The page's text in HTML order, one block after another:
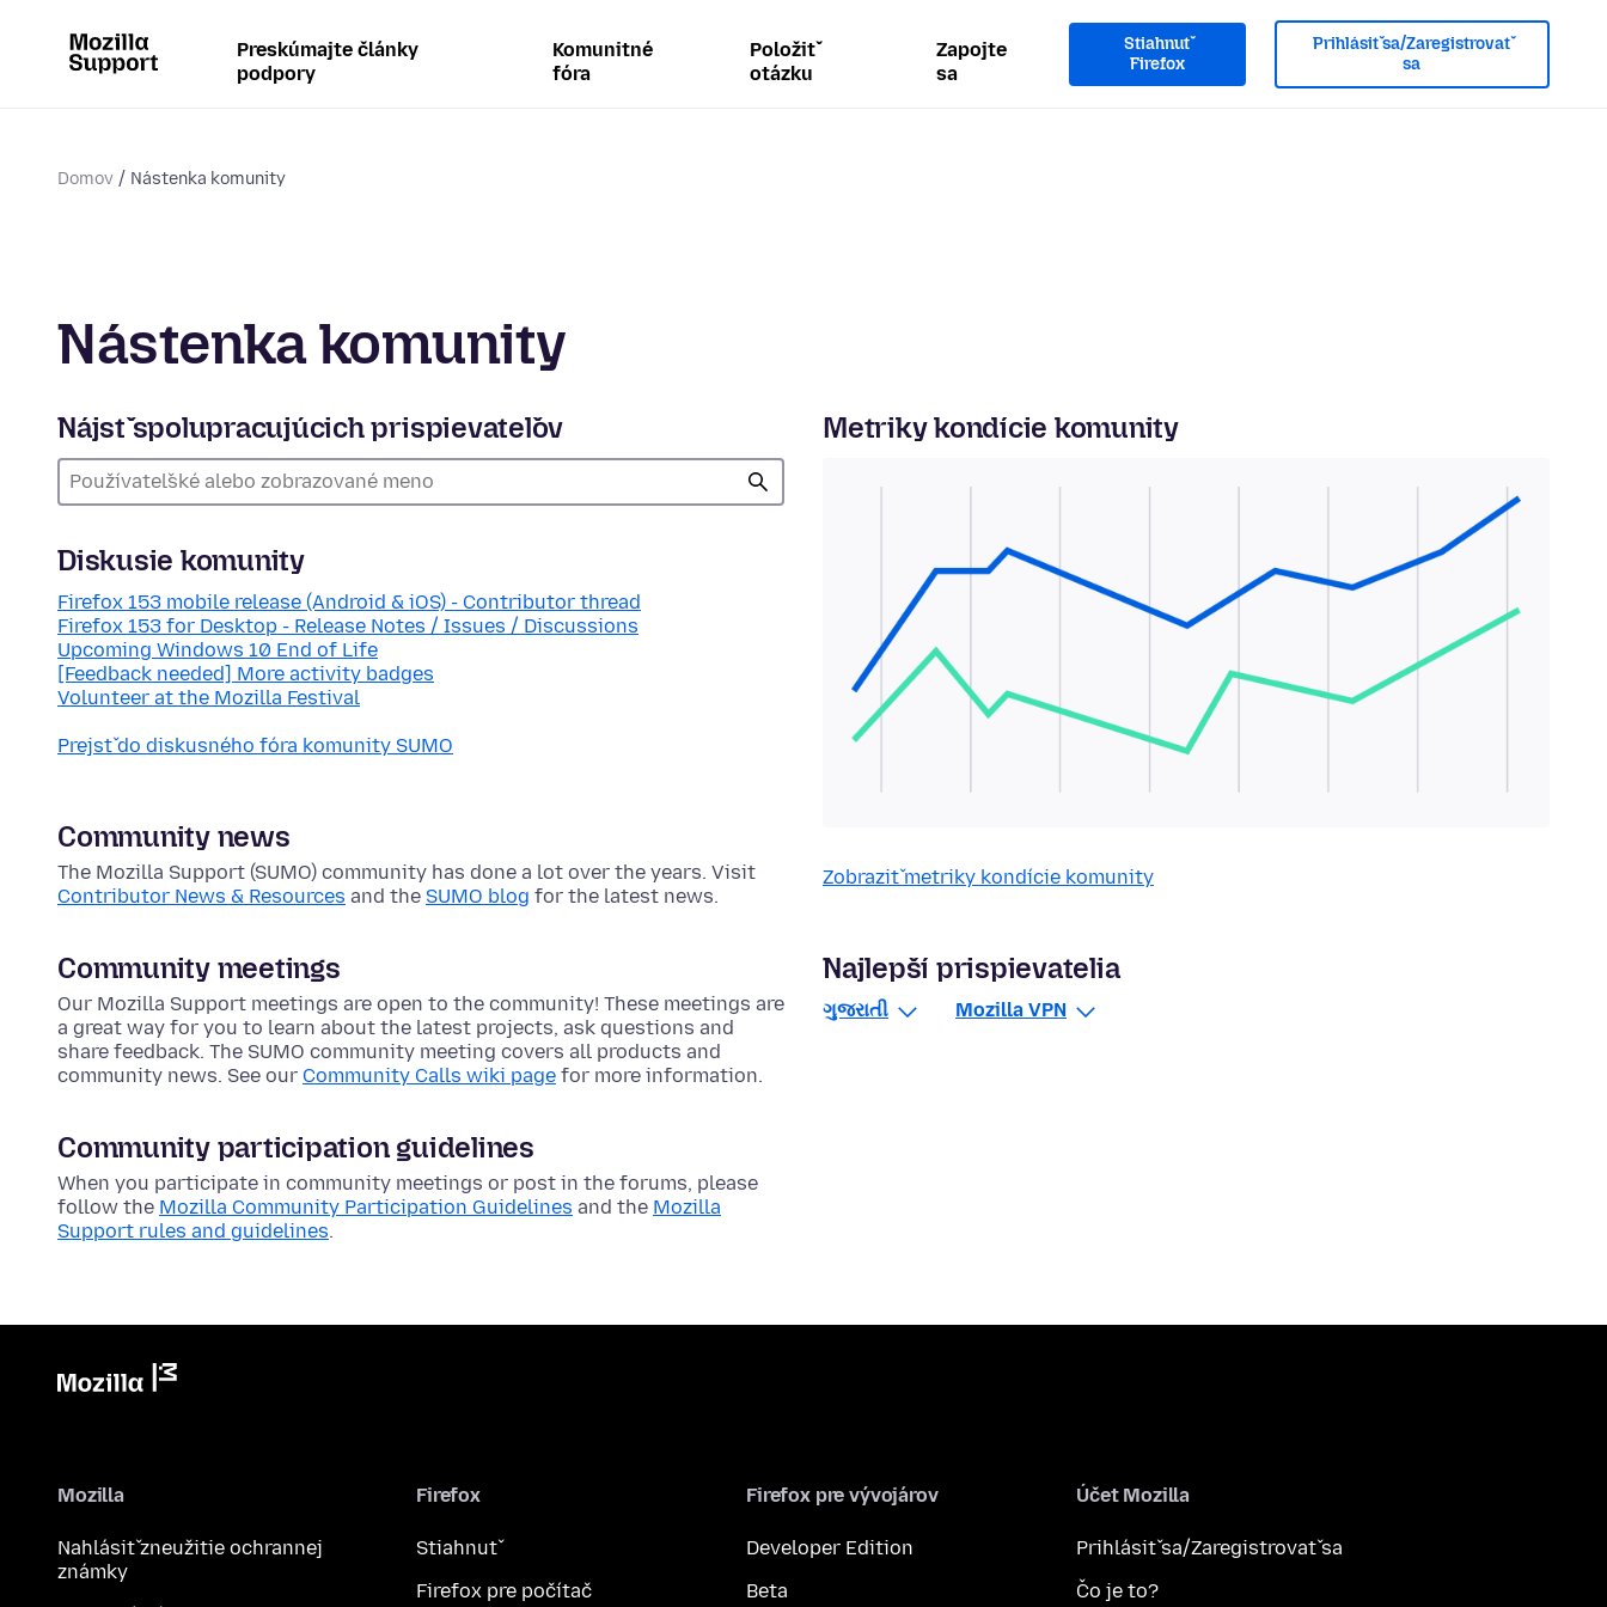
Preskúmajte články
podpory
Komunitné
fóra
Položiť
otázku
Zapojte
sa
Stiahnuť
Firefox
Prihlásiť sa/Zaregistrovať
sa
Domov Nástenka komunity
Nástenka komunity
Nájsť spolupracujúcich prispievateľov
Diskusie komunity
Firefox 153 mobile release (Android & iOS) - Contributor thread
Firefox 153 for Desktop - Release Notes / Issues / Discussions
Upcoming Windows 10 End of Life
[Feedback needed] More activity badges
Volunteer at the Mozilla Festival
Prejsť do diskusného fóra komunity SUMO
Community news
The Mozilla Support (SUMO) community has done a lot over the years. Visit
Contributor News & Resources and the SUMO blog for the latest news.
Community meetings
Our Mozilla Support meetings are open to the community! These meetings are
a great way for you to learn about the latest projects, ask questions and
share feedback. The SUMO community meeting covers all products and
community news. See our Community Calls wiki page for more information.
Community participation guidelines
When you participate in community meetings or post in the forums, please
follow the Mozilla Community Participation Guidelines and the Mozilla
Support rules and guidelines.
Metriky kondície komunity
Zobraziť metriky kondície komunity
Najlepší prispievatelia
ગુજરાતી Mozilla VPN
Mozilla
Nahlásiť zneužitie ochrannej
známky
Firefox
Stiahnuť
Firefox pre počítač
Firefox pre vývojárov
Developer Edition
Beta
Účet Mozilla
Prihlásiť sa/Zaregistrovať sa
Čo je to?